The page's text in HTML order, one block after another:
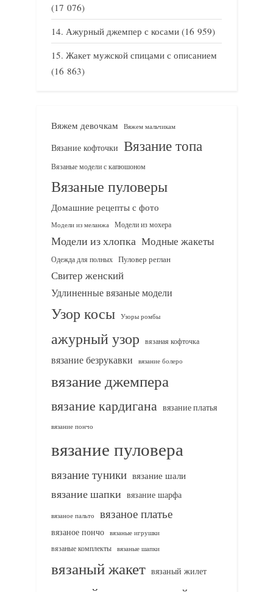
(17 076)
Ажурный джемпер с косами (16 959)
Жакет мужской спицами с описанием
(16 863)
Вяжем девочкам Вяжем мальчикам
Вязание кофточки Вязание топа
Вязаные модели с капюшоном
Вязаные пуловеры
Домашние рецепты с фото
Модели из меланжа Модели из мохера
Модели из хлопка Модные жакеты
Одежда для полных Пуловер реглан
Свитер женский
Удлиненные вязаные модели
Узор косы Узоры ромбы
ажурный узор вязаная кофточка
вязание безрукавки вязание болеро
вязание джемпера
вязание кардигана вязание платья
вязание пончо
вязание пуловера
вязание туники вязание шали
вязание шапки вязание шарфа
вязаное пальто вязаное платье
вязаное пончо вязаные игрушки
вязаные комплекты
вязаные шапки
вязаный жакет вязаный жилет